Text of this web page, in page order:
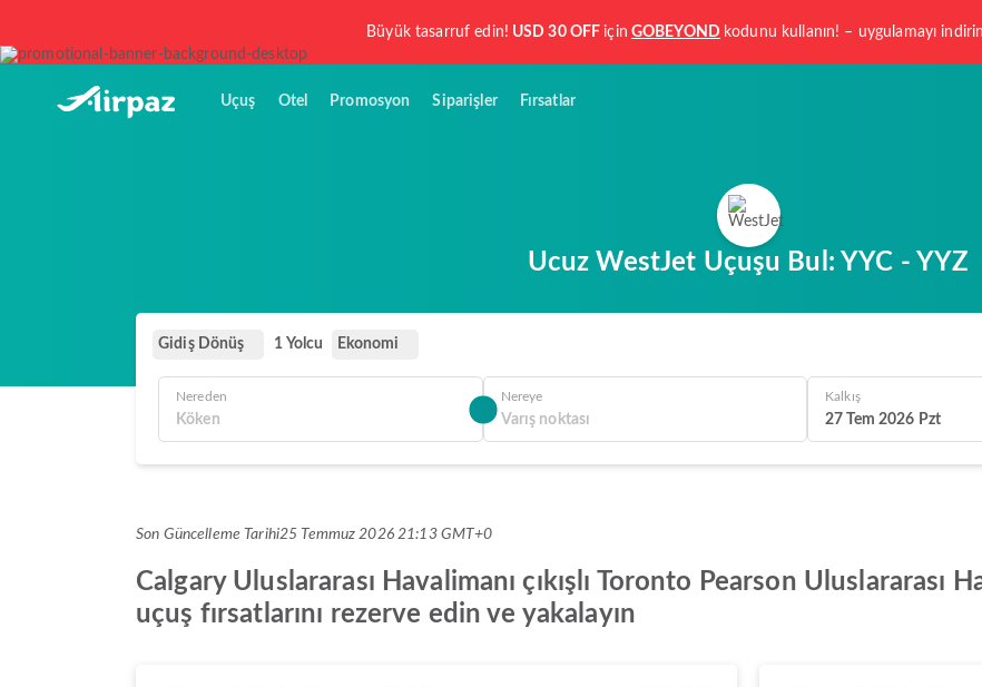
Büyük tasarruf edin! USD 30 OFF için GOBEYOND kodunu kullanın! – uygulamayı
Uçuş Otel Promosyon Siparişler Fırsatlar
Ucuz WestJet Uçuşu Bul: YYC - YYZ
Gidiş Dönüş 1 Yolcu Ekonomi
Nereden Nereye Kalkış
27 Tem 2026 Pzt
Son Güncelleme Tarihi25 Temmuz 2026 21:13 GMT+0
Calgary Uluslararası Havalimanı çıkışlı Toronto Pearson Uluslararası
uçuş fırsatlarını rezerve edin ve yakalayın